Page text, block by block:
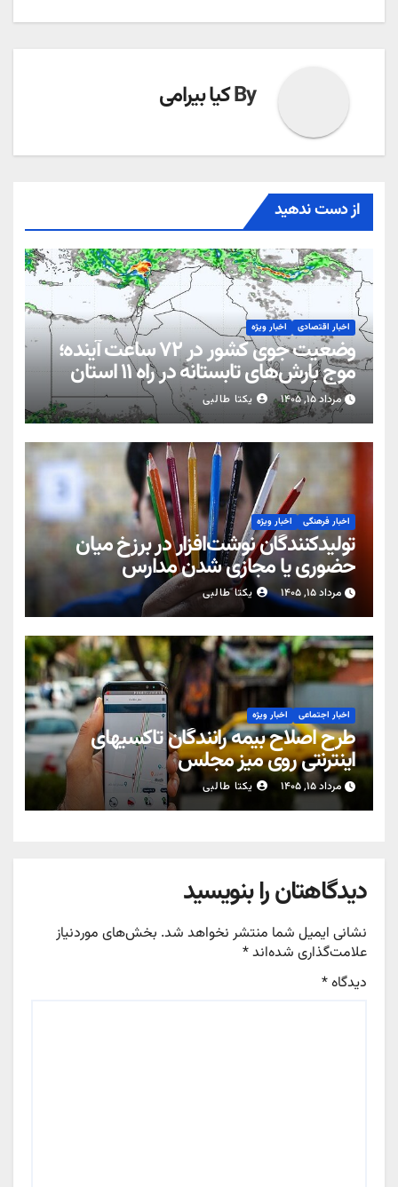
Byکیا بیرامی
از دست ندهید
اخبار اقتصادی اخبار ویژه
وضعیت جوی کشور در ۷۲ ساعت آینده؛
موج بارش‌های تابستانه در راه ۱۱ استان
مرداد ۱۵, ۱۴۰۵ یکتا طالبی
اخبار فرهنگی اخبار ویژه
تولیدکنندگان نوشت‌افزار در برزخ میان
حضوری یا مجازی شدن مدارس
مرداد ۱۵, ۱۴۰۵ یکتا طالبی
اخبار اجتماعی اخبار ویژه
طرح اصلاح بیمه رانندگان تاکسیهای
اینترنتی روی میز مجلس
مرداد ۱۵, ۱۴۰۵ یکتا طالبی
دیدگاهتان را بنویسید
نشانی ایمیل شما منتشر نخواهد شد. بخش‌های موردنیاز
علامت‌گذاری شده‌اند*
دیدگاه*